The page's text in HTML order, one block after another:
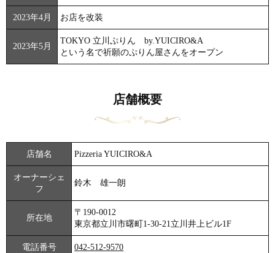
2023年4月 お店を改装
2023年5月
TOKYO 立川ぷりん by.YUICIRO&A
という名で祈願のぷりん屋さんをオープン
店舗概要
店舗名 Pizzeria YUICIRO&A
オーナーシェ
フ
鈴木 雄一朗
所在地
〒190-0012
東京都立川市曙町1-30-21立川井上ビル1F
電話番号 042-512-9570